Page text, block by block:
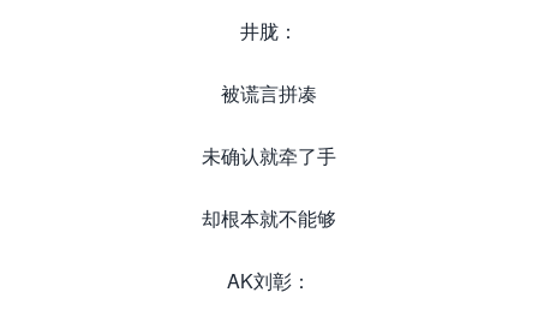
井胧：
被谎言拼凑
未确认就牵了手
却根本就不能够
AK刘彰：